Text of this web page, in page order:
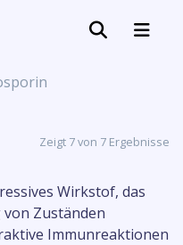
Zeigt 7 von 7 Ergebnisse
Wirkstof, das
Zuständen
Immunreaktionen